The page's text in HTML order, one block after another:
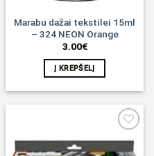
Marabu dažai tekstilei 15ml
– 324 NEON Orange
3.00€
Į KREPŠELĮ